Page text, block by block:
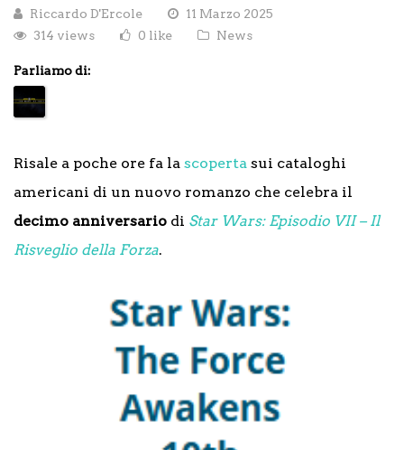
Riccardo D'Ercole
11 Marzo 2025
314 views
0 like News
Parliamo di:
Risale a poche ore fa la scoperta sui cataloghi
americani di un nuovo romanzo che celebra il
decimo anniversario di Star Wars: Episodio VII – Il
Risveglio della Forza.